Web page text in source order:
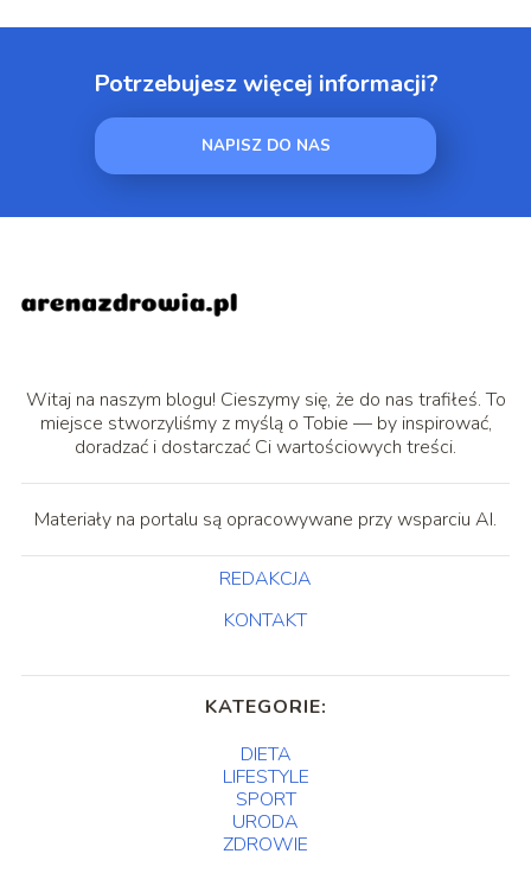
Potrzebujesz więcej informacji?
NAPISZ DO NAS
Witaj na naszym blogu! Cieszymy się, że do nas trafiłeś. To
miejsce stworzyliśmy z myślą o Tobie — by inspirować,
doradzać i dostarczać Ci wartościowych treści.
Materiały na portalu są opracowywane przy wsparciu AI.
REDAKCJA
KONTAKT
KATEGORIE:
DIETA
LIFESTYLE
SPORT
URODA
ZDROWIE